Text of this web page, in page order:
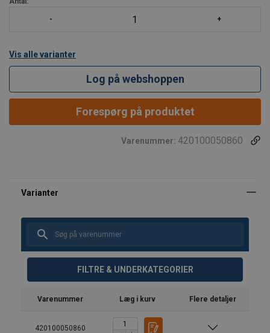
Vis alle varianter
Log på webshoppen
Forespørg på produktet
Varenummer: 420100050860
FILTRE & UNDERKATEGORIER
Varenummer Læg i kurv Flere detaljer
420100050860